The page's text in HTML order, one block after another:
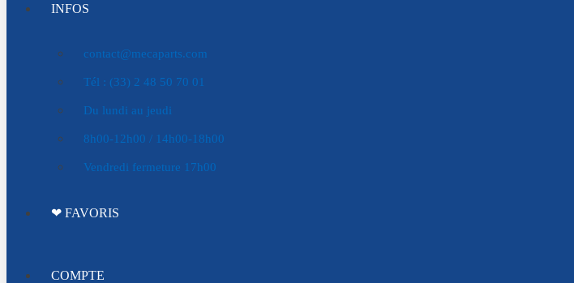
INFOS
contact@mecaparts.com
Tél : (33) 2 48 50 70 01
Du lundi au jeudi
8h00-12h00 / 14h00-18h00
Vendredi fermeture 17h00
❤ FAVORIS
COMPTE